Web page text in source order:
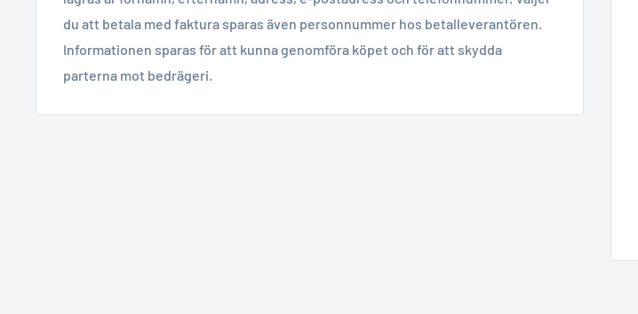
du att betala med faktura sparas även personnummer hos betalleverantören.
Informationen sparas för att kunna genomföra köpet och för att skydda
parterna mot bedrägeri.